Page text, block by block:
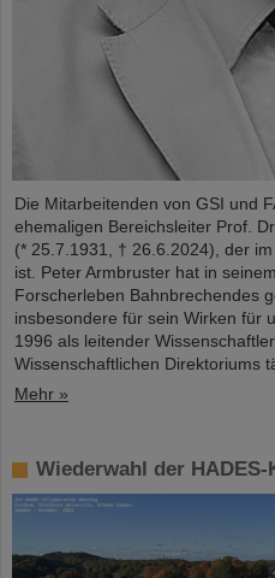
Die Mitarbeitenden von GSI und
ehemaligen Bereichsleiter Prof.
(* 25.7.1931, † 26.6.2024), der
ist. Peter Armbruster hat in
Forscherleben Bahnbrechendes
insbesondere für sein Wirken für
1996 als leitender
Wissenschaftlichen Direktoriums
Mehr »
Wiederwahl der